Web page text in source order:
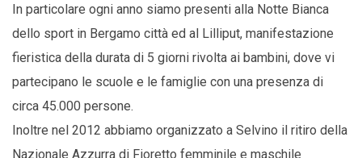
In particolare ogni anno siamo presenti alla Notte Bianca
dello sport in Bergamo città ed al Lilliput, manifestazione
fieristica della durata di 5 giorni rivolta ai bambini, dove vi
partecipano le scuole e le famiglie con una presenza di
circa 45.000 persone.
Inoltre nel 2012 abbiamo organizzato a Selvino il ritiro della
Nazionale Azzurra di Fioretto femminile e maschile